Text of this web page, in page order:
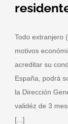
Todo extranjero
motivos
acreditar su
España, podrá
la Dirección
validéz de 3
[...]